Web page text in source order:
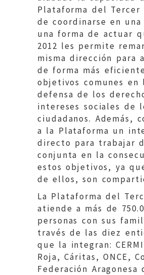
Plataforma del Tercer
de coordinarse en una
una forma de actuar
2012 les permite
misma dirección para
de forma más
objetivos comunes en
defensa de los
intereses sociales de
ciudadanos. Además,
a la Plataforma un
directo para trabajar
conjunta en la
estos objetivos, ya
de ellos, son
La Plataforma del
atiende a más de
personas con sus
través de las diez
que la integran:
Roja, Cáritas, ONCE,
Federación Aragonesa